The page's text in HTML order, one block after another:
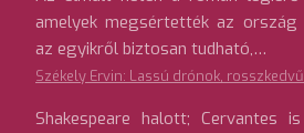
amelyek megsértették az ország
az egyikről biztosan tudható,…
Székely Ervin: Lassú drónok,
Shakespeare halott; Cervantes